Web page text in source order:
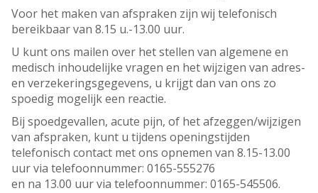
Voor het maken van afspraken zijn wij telefonisch
bereikbaar van 8.15 u.-13.00 uur.
U kunt ons mailen over het stellen van algemene en
medisch inhoudelijke vragen en het wijzigen van adres-
en verzekeringsgegevens, u krijgt dan van ons zo
spoedig mogelijk een reactie.
Bij spoedgevallen, acute pijn, of het afzeggen/wijzigen
van afspraken, kunt u tijdens openingstijden
telefonisch contact met ons opnemen van 8.15-13.00
uur via telefoonnummer: 0165-555276
en na 13.00 uur via telefoonnummer: 0165-545506.